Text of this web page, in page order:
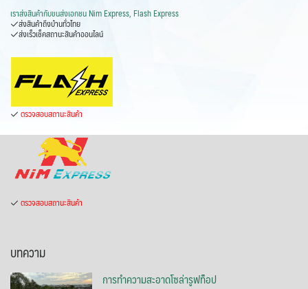
เราส่งสินค้ากับขนส่งเอกชน Nim Express, Flash Express
ส่งสินค้าถึงบ้านทั่วไทย
ส่งเร็วเช็คสถานะสินค้าออนไลน์
ตรวจสอบสถานะสินค้า
ตรวจสอบสถานะสินค้า
บทความ
การทำความสะอาดโซล่ารูฟท็อป